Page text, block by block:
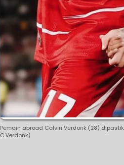
Pemain abroad Calvin Verdonk (28)
C.Verdonk)